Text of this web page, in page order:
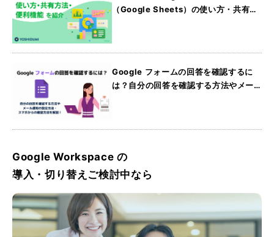
（Google Sheets）の使い方・共有方
Google フォームの回答を確認するに
は？自分の回答を確認する方法やメー
Google Workspace の
導入・切り替えご検討中なら